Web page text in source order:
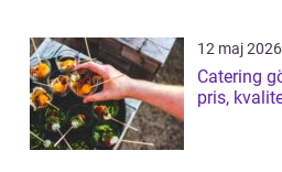
12 maj 2026
Catering göteborg
pris,